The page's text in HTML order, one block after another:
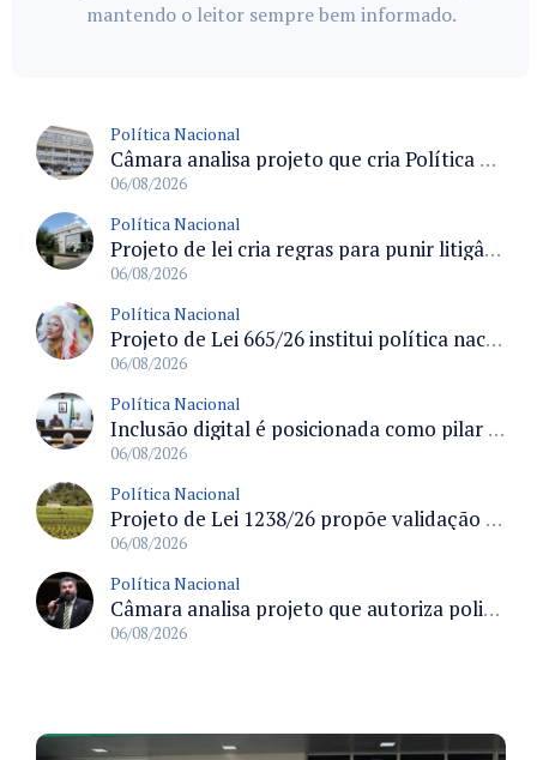
mantendo o leitor sempre bem informado.
Política Nacional
Câmara analisa projeto que cria Política Nacional de Qualificação e Valorização da Preceptoria na Residência Médica
06/08/2026
Política Nacional
Projeto de lei cria regras para punir litigância abusiva reversa e integrar sistemas do Judiciário
06/08/2026
Política Nacional
Projeto de Lei 665/26 institui política nacional para prevenção ao transfeminicídio e prevê medidas de proteção e reparação
06/08/2026
Política Nacional
Inclusão digital é posicionada como pilar essencial da reurbanização de favelas e periferias
06/08/2026
Política Nacional
Projeto de Lei 1238/26 propõe validação automática do Cadastro Ambiental Rural para imóveis de até quatro módulos fiscais
06/08/2026
Política Nacional
Câmara analisa projeto que autoriza policiais civis embarcarem armados em aeronaves civis mediante regras
06/08/2026